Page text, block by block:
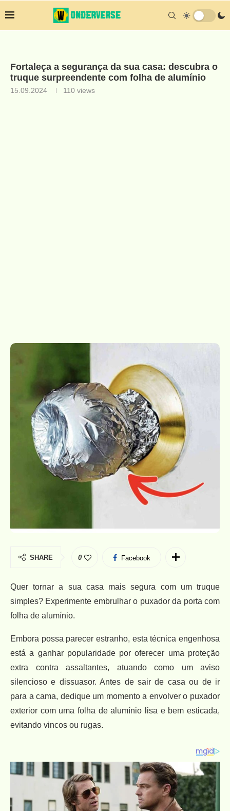
Fortaleça a segurança da sua casa: descubra o
truque surpreendente com folha de alumínio
15.09.2024 110 views
SHARE 0 Facebook
Quer tornar a sua casa mais segura com um truque
simples? Experimente embrulhar o puxador da porta com
folha de alumínio.
Embora possa parecer estranho, esta técnica engenhosa
está a ganhar popularidade por oferecer uma proteção
extra contra assaltantes, atuando como um aviso
silencioso e dissuasor. Antes de sair de casa ou de ir
para a cama, dedique um momento a envolver o puxador
exterior com uma folha de alumínio lisa e bem esticada,
evitando vincos ou rugas.